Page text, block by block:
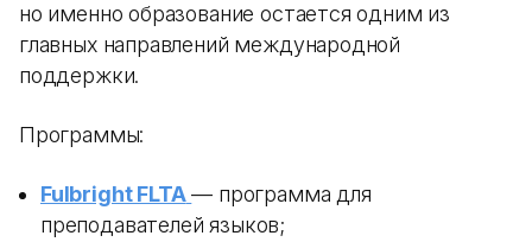
но именно образование остается одним из
главных направлений международной
поддержки.
Программы:
Fulbright FLTA — программа для
преподавателей языков;